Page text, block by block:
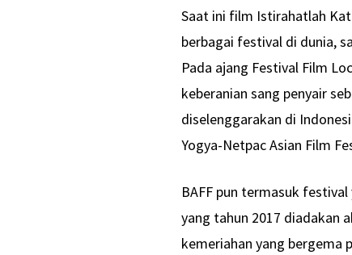
Saat ini film Istirahatlah
berbagai festival di dunia,
Pada ajang Festival Film
keberanian sang penyair
diselenggarakan di
Yogya-Netpac Asian Film
BAFF pun termasuk
yang tahun 2017 diadakan
kemeriahan yang bergema